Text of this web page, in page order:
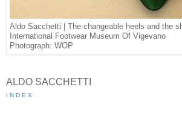
Aldo Sacchetti | The changeable heels and the
International Footwear Museum Of Vigevano
Photograph: WOP
ALDO SACCHETTI
I N D E X